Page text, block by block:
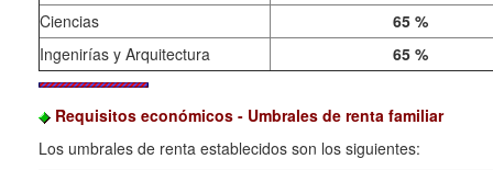
Ciencias
65 %
Ingenirías y Arquitectura
65 %
Requisitos económicos - Umbrales de renta familiar
Los umbrales de renta establecidos son los siguientes: